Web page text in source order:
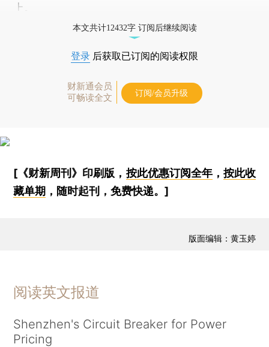
上。
本文共计12432字 订阅后继续阅读
登录 后获取已订阅的阅读权限
财新通会员
可畅读全文
订阅/会员升级
[《财新周刊》印刷版， 按此优惠订阅全年， 按此收
藏单期 ，随时起刊，免费快递。]
版面编辑：黄玉婷
阅读英文报道
Shenzhen's Circuit Breaker for Power
Pricing